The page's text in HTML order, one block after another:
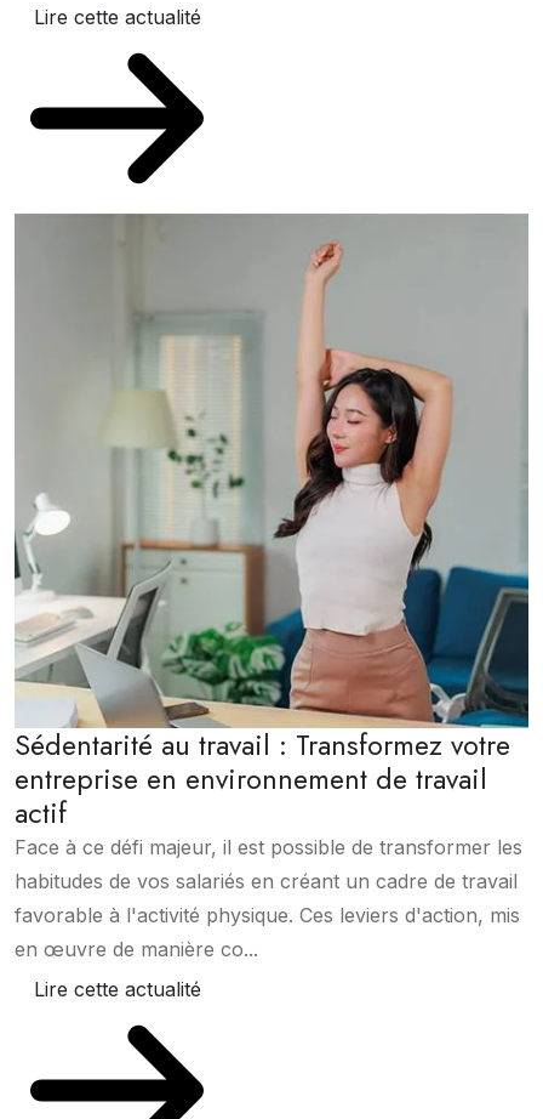
Lire cette actualité
Sédentarité au travail : Transformez votre
entreprise en environnement de travail
actif
Face à ce défi majeur, il est possible de transformer les
habitudes de vos salariés en créant un cadre de travail
favorable à l'activité physique. Ces leviers d'action, mis
en œuvre de manière co...
Lire cette actualité